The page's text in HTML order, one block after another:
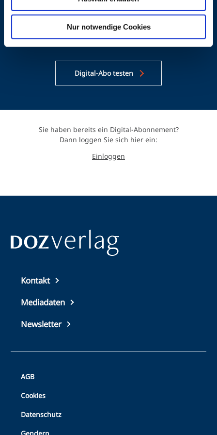
Nur notwendige Cookies
Zugang zu allen digitalen DOZ-Ausgaben als E-
Paper
Umfangreiches Heftarchiv (bis 2015)
Digital-Abo testen
Sie haben bereits ein Digital-Abonnement?
Dann loggen Sie sich hier ein:
Einloggen
Top
footer
Kontakt
Mediadaten
Newsletter
Bottom
Footer
AGB
Cookies
Datenschutz
Gendern